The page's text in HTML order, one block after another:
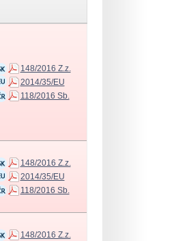
148/2016 Z.z.
2014/35/EU
118/2016 Sb.
148/2016 Z.z.
2014/35/EU
118/2016 Sb.
148/2016 Z.z.